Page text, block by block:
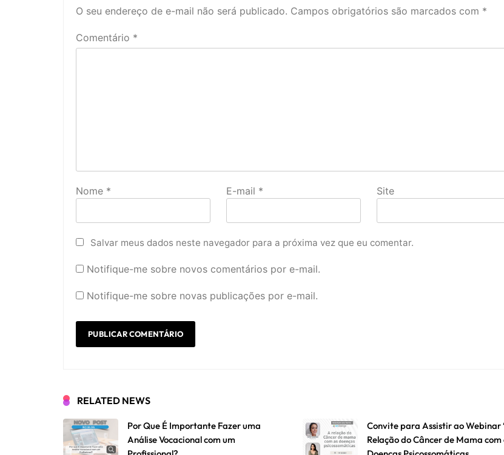
O seu endereço de e-mail não será publicado. Campos obrigatórios são marcados com *
Comentário *
Nome * E-mail * Site
Salvar meus dados neste navegador para a próxima vez que eu comentar.
Notifique-me sobre novos comentários por e-mail.
Notifique-me sobre novas publicações por e-mail.
RELATED NEWS
Por Que É Importante Fazer uma
Análise Vocacional com um
Convite para Assistir ao Webinar
Relação do Câncer de Mama com